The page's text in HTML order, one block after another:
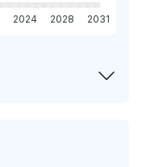
2024 2028 2031